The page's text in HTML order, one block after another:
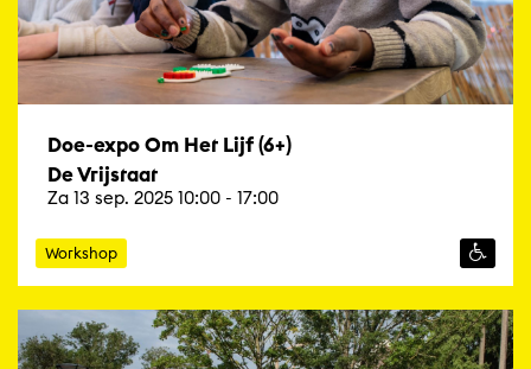
Doe-expo Om Het Lijf (6+)
De Vrijstaat
Za 13 sep. 2025 10:00 - 17:00
Workshop